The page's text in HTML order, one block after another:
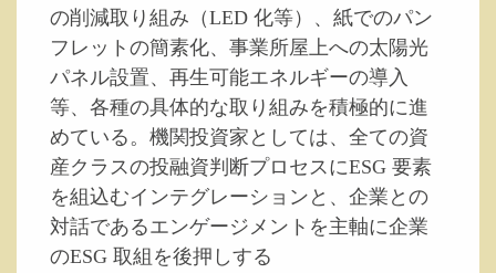
の削減取り組み（LED 化等）、紙でのパン
フレットの簡素化、事業所屋上への太陽光
パネル設置、再生可能エネルギーの導入
等、各種の具体的な取り組みを積極的に進
めている。機関投資家としては、全ての資
産クラスの投融資判断プロセスにESG 要素
を組込むインテグレーションと、企業との
対話であるエンゲージメントを主軸に企業
のESG 取組を後押しする